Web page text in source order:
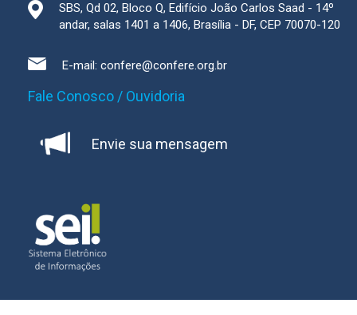
SBS, Qd 02, Bloco Q, Edifício João Carlos Saad - 14º
andar, salas 1401 a 1406, Brasília - DF, CEP 70070-120
E-mail: confere@confere.org.br
Fale Conosco / Ouvidoria
Envie sua mensagem